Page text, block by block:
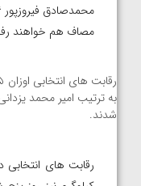
مصاف هم خواهند
به ترتیب امیر محمد
شدند.